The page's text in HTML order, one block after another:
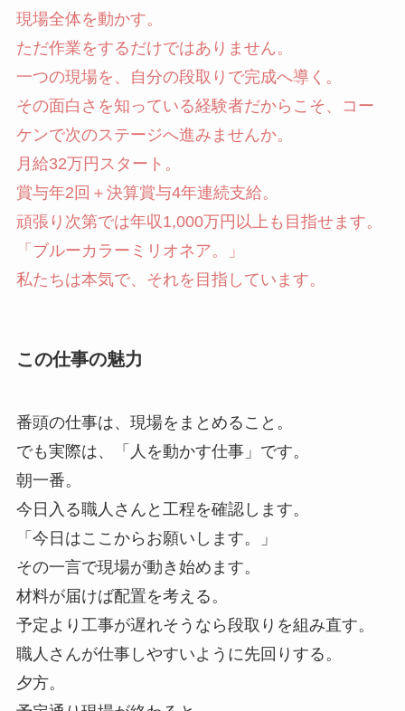
現場全体を動かす。
ただ作業をするだけではありません。
一つの現場を、自分の段取りで完成へ導く。
その面白さを知っている経験者だからこそ、コー
ケンで次のステージへ進みませんか。
月給32万円スタート。
賞与年2回＋決算賞与4年連続支給。
頑張り次第では年収1,000万円以上も目指せます。
「ブルーカラーミリオネア。」
私たちは本気で、それを目指しています。
この仕事の魅力
番頭の仕事は、現場をまとめること。
でも実際は、「人を動かす仕事」です。
朝一番。
今日入る職人さんと工程を確認します。
「今日はここからお願いします。」
その一言で現場が動き始めます。
材料が届けば配置を考える。
予定より工事が遅れそうなら段取りを組み直す。
職人さんが仕事しやすいように先回りする。
夕方。